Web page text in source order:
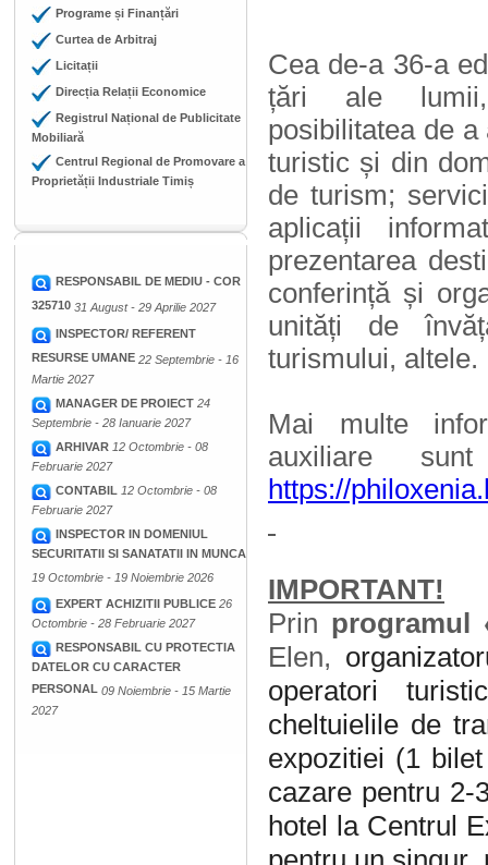
Programe și Finanțări
Curtea de Arbitraj
Licitații
Direcția Relații Economice
Registrul Național de Publicitate
Mobiliară
Centrul Regional de Promovare a
Proprietății Industriale Timiș
RESPONSABIL DE MEDIU - COR
325710 31 August - 29 Aprilie 2027
INSPECTOR/ REFERENT
RESURSE UMANE 22 Septembrie - 16
Martie 2027
MANAGER DE PROIECT 24
Septembrie - 28 Ianuarie 2027
ARHIVAR 12 Octombrie - 08
Februarie 2027
CONTABIL 12 Octombrie - 08
Februarie 2027
INSPECTOR IN DOMENIUL
SECURITATII SI SANATATII IN MUNCA
19 Octombrie - 19 Noiembrie 2026
EXPERT ACHIZITII PUBLICE 26
Octombrie - 28 Februarie 2027
RESPONSABIL CU PROTECTIA
DATELOR CU CARACTER
PERSONAL 09 Noiembrie - 15 Martie
2027
Cea de-a 36-a
țări ale lumii,
posibilitatea de
turistic și din
de turism;
aplicații
prezentarea
conferință și
unități de
turismului, altele.
Mai multe
auxiliare
https://
IMPORTANT!
Prin programul
Elen,
operatori
cheltuielile de
expozitiei (1
cazare pentru
hotel la Centrul